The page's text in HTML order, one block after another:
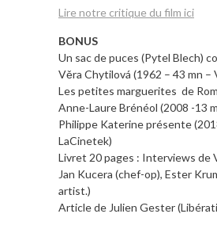
Lire notre critique du film ici
BONUS
Un sac de puces (Pytel Blech)
Věra Chytilová (1962 – 43 mn –
Les petites marguerites de
Anne-Laure Brénéol (2008 -13
Philippe Katerine présente
LaCinetek)
Livret 20 pages : Interviews de
Jan Kucera (chef-op), Ester
artist.)
Article de Julien Gester